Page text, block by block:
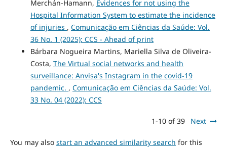
Merchán-Hamann, Evidences for not using the
Hospital Information System to estimate the incidence
of injuries , Comunicação em Ciências da Saúde: Vol.
36 No. 1 (2025): CCS - Ahead of print
Bárbara Nogueira Martins, Mariella Silva de Oliveira-
Costa, The Virtual social networks and health
surveillance: Anvisa's Instagram in the covid-19
pandemic. , Comunicação em Ciências da Saúde: Vol.
33 No. 04 (2022): CCS
1-10 of 39 Next
You may also start an advanced similarity search for this